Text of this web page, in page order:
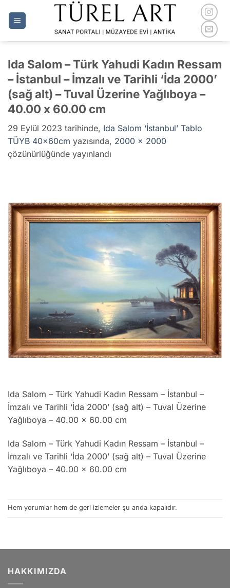
Ida Salom – Türk Yahudi Kadın Ressam
– İstanbul – İmzalı ve Tarihli ‘İda 2000’
(sağ alt) – Tuval Üzerine Yağlıboya –
40.00 x 60.00 cm
29 Eylül 2023 tarihinde, Ida Salom ‘İstanbul’ Tablo
TÜYB 40x60cm yazısında, 2000 × 2000
çözünürlüğünde yayınlandı
Ida Salom – Türk Yahudi Kadın Ressam – İstanbul –
İmzalı ve Tarihli ‘İda 2000’ (sağ alt) – Tuval Üzerine
Yağlıboya – 40.00 x 60.00 cm
Ida Salom – Türk Yahudi Kadın Ressam – İstanbul –
İmzalı ve Tarihli ‘İda 2000’ (sağ alt) – Tuval Üzerine
Yağlıboya – 40.00 x 60.00 cm
Hem yorumlar hem de geri izlemeler şu anda kapalıdır.
HAKKIMIZDA